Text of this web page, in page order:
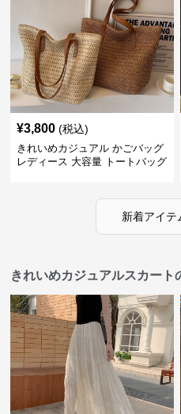
¥3,800 (税込)
きれいめカジュアル かごバッグ
レディース 大容量 トートバッグ
新着アイテ
きれいめカジュアルスカート